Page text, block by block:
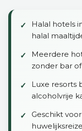
Halal hotels
halal
Meerdere
zonder bar
Luxe resorts
alcoholvrije
Geschikt